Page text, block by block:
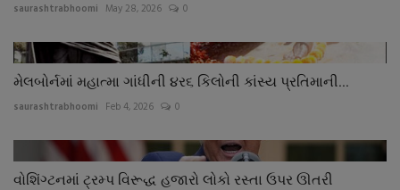
saurashtrabhoomi May 28, 2026 0
મેલબોર્નમાં મહાત્મા ગાંધીની ૪ર૬ કિલોની કાંસ્ય પ્રતિમાની...
saurashtrabhoomi Feb 4, 2026 0
વોશિંગ્ટનમાં ટ્રમ્પ વિરૂદ્ધ હજારો લોકો રસ્તા ઉપર ઊતરી